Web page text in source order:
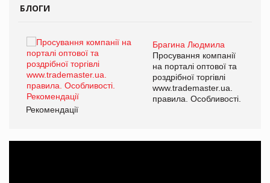
БЛОГИ
Брагина Людмила
Просування компанії
на порталі оптової та
роздрібної торгівлі
www.trademaster.ua.
правила. Особливості.
Рекомендації